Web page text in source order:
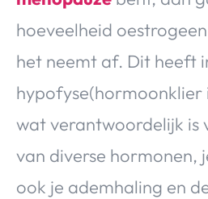
hoeveelheid
het neemt af. Dit heeft
hypofyse(hormoonklier
wat verantwoordelijk is
van diverse hormonen,
ook je ademhaling en